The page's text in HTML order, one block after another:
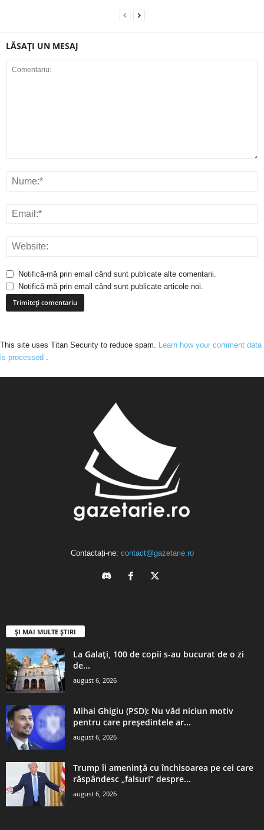
LĂSAȚI UN MESAJ
Notifică-mă prin email când sunt publicate alte comentarii.
Notifică-mă prin email când sunt publicate articole noi.
This site uses Titan Security to reduce spam. Learn how your comment data
is processed
Contactați-ne: contact@gazetarie.ro
ȘI MAI MULTE ȘTIRI
La Galați, 100 de copii s-au bucurat de o zi
de...
august 6, 2026
Mihai Ghigiu (PSD): Nu văd niciun motiv
pentru care preşedintele ar...
august 6, 2026
Trump îi amenință cu închisoarea pe cei care
răspândesc „falsuri” despre...
august 6, 2026